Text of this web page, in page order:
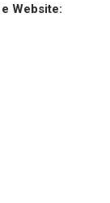
Website: